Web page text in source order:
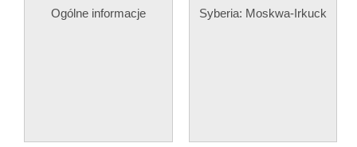
Ogólne informacje Syberia: Moskwa-Irkuck